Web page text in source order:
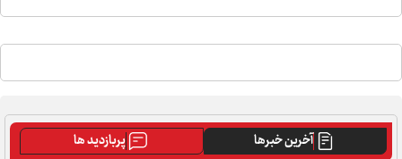
آخرین خبرها
پربازدید ها